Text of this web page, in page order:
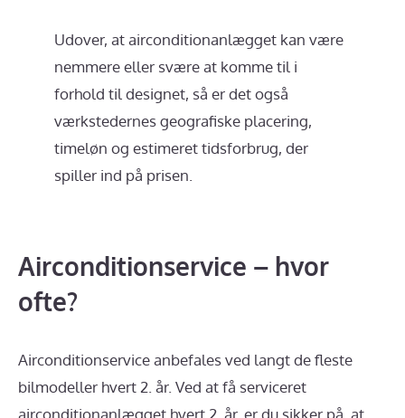
Udover, at airconditionanlægget kan være
nemmere eller svære at komme til i
forhold til designet, så er det også
værkstedernes geografiske placering,
timeløn og estimeret tidsforbrug, der
spiller ind på prisen.
Airconditionservice – hvor
ofte?
Airconditionservice anbefales ved langt de fleste
bilmodeller hvert 2. år. Ved at få serviceret
airconditionanlægget hvert 2. år, er du sikker på, at